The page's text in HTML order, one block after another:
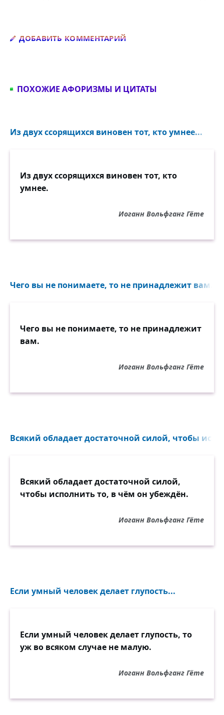
ДОБАВИТЬ КОММЕНТАРИЙ
ПОХОЖИЕ АФОРИЗМЫ И ЦИТАТЫ
Из двух ссорящихся виновен тот, кто умнее...
Из двух ссорящихся виновен тот, кто
умнее.
Иоганн Вольфганг Гёте
Чего вы не понимаете, то не принадлежит вам...
Чего вы не понимаете, то не принадлежит
вам.
Иоганн Вольфганг Гёте
Всякий обладает достаточной силой, чтобы
Всякий обладает достаточной силой,
чтобы исполнить то, в чём он убеждён.
Иоганн Вольфганг Гёте
Если умный человек делает глупость...
Если умный человек делает глупость, то
уж во всяком случае не малую.
Иоганн Вольфганг Гёте